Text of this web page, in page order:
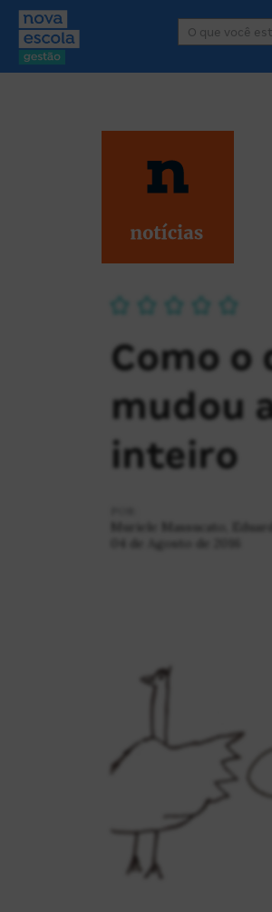
Como o
mudou
inteiro
04 de Agosto de 2016